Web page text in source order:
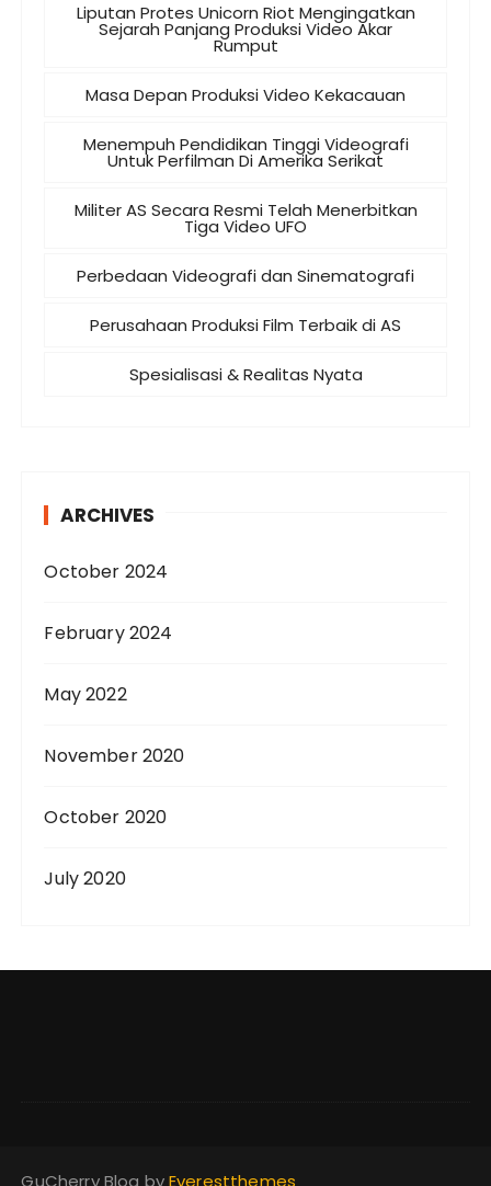
Liputan Protes Unicorn Riot Mengingatkan
Sejarah Panjang Produksi Video Akar
Rumput
Masa Depan Produksi Video Kekacauan
Menempuh Pendidikan Tinggi Videografi
Untuk Perfilman Di Amerika Serikat
Militer AS Secara Resmi Telah Menerbitkan
Tiga Video UFO
Perbedaan Videografi dan Sinematografi
Perusahaan Produksi Film Terbaik di AS
Spesialisasi & Realitas Nyata
ARCHIVES
October 2024
February 2024
May 2022
November 2020
October 2020
July 2020
GuCherry Blog byEverestthemes